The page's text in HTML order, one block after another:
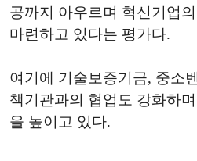
공까지 아우르며 혁신기업
마련하고 있다는 평가다.
여기에 기술보증기금, 중소
책기관과의 협업도 강화하
을 높이고 있다.